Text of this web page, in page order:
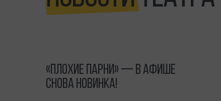
«ПЛОХИЕ ПАРНИ» — В АФИШЕ
СНОВА НОВИНКА!